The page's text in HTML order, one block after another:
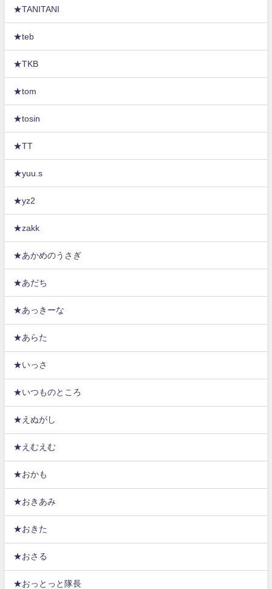
★TANITANI
★teb
★TKB
★tom
★tosin
★TT
★yuu.s
★yz2
★zakk
★あかめのうさぎ
★あだち
★あっきーな
★あらた
★いっさ
★いつものところ
★えぬがし
★えむえむ
★おかも
★おきあみ
★おきた
★おさる
★おっとっと隊長